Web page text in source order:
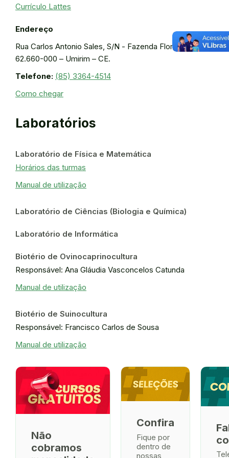
Currículo Lattes
Endereço
Rua Carlos Antonio Sales, S/N - Fazenda Floresta, CEP:
62.660-000 – Umirim – CE.
Telefone: (85) 3364-4514
Como chegar
Laboratórios
Laboratório de Física e Matemática
Horários das turmas
Manual de utilização
Laboratório de Ciências (Biologia e Química)
Laboratório de Informática
Biotério de Ovinocaprinocultura
Responsável: Ana Gláudia Vasconcelos Catunda
Manual de utilização
Biotério de Suinocultura
Responsável: Francisco Carlos de Sousa
Manual de utilização
Não
cobramos
Confira
Fique por
dentro de
nossas